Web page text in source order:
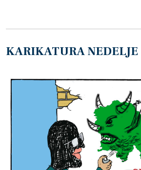
KARIKATURA NEDELJE